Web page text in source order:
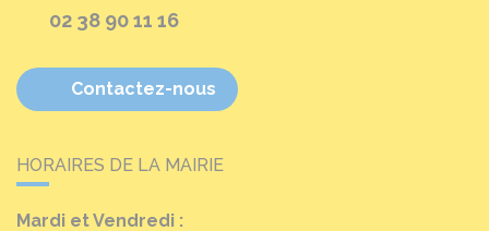
02 38 90 11 16
Contactez-nous
HORAIRES DE LA MAIRIE
Mardi et Vendredi :